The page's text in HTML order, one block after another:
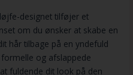
designet tilføjer et
om du ønsker at skabe en
hår tilbage på en yndefuld
og afslappede
fuldende dit look på den